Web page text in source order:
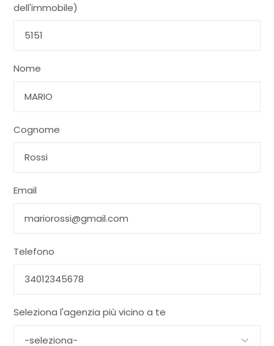
dell'immobile)
Nome
Cognome
Email
Telefono
Seleziona l'agenzia più vicino a te